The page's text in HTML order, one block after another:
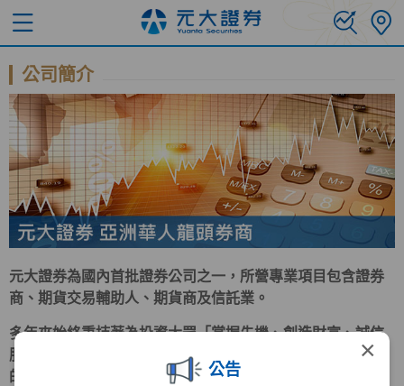
×
公告
公司簡介
元大證券為國內首批證券公司之一，所營專業項目包含證券
商、期貨交易輔助人、期貨商及信託業。
多年來始終秉持著為投資大眾「掌握先機、創造財富、誠信
服務、保障權益」的經營理念努力。在求新求變、群策群力
的企業文化驅策下，早已成為台灣證券業的翹楚。